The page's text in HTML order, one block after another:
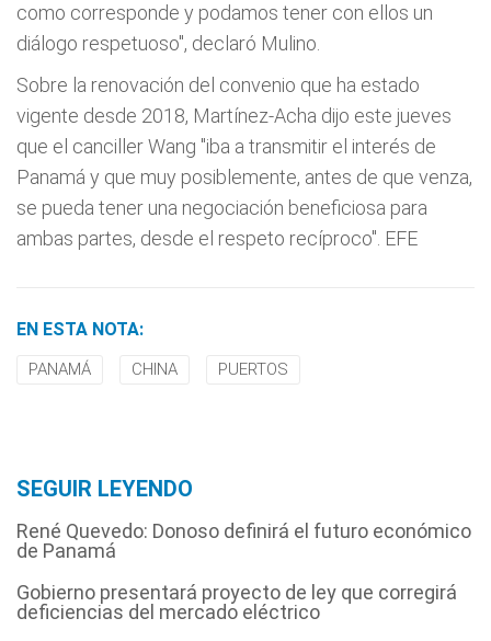
como corresponde y podamos tener con ellos un
diálogo respetuoso", declaró Mulino.
Sobre la renovación del convenio que ha estado
vigente desde 2018, Martínez-Acha dijo este jueves
que el canciller Wang "iba a transmitir el interés de
Panamá y que muy posiblemente, antes de que venza,
se pueda tener una negociación beneficiosa para
ambas partes, desde el respeto recíproco". EFE
EN ESTA NOTA:
PANAMÁ CHINA PUERTOS
SEGUIR LEYENDO
René Quevedo: Donoso definirá el futuro económico
de Panamá
Gobierno presentará proyecto de ley que corregirá
deficiencias del mercado eléctrico